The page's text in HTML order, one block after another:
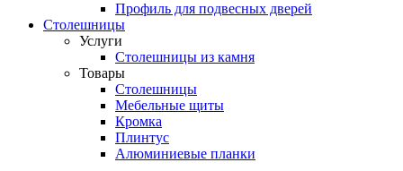
Профиль для подвесных дверей
Столешницы
Услуги
Столешницы из камня
Товары
Столешницы
Мебельные щиты
Кромка
Плинтус
Алюминиевые планки